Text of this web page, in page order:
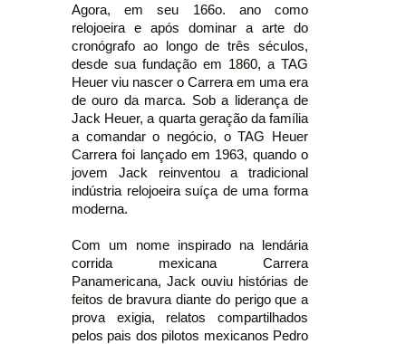
Agora, em seu 166o. ano como
relojoeira e após dominar a arte do
cronógrafo ao longo de três séculos,
desde sua fundação em 1860, a TAG
Heuer viu nascer o Carrera em uma era
de ouro da marca. Sob a liderança de
Jack Heuer, a quarta geração da família
a comandar o negócio, o TAG Heuer
Carrera foi lançado em 1963, quando o
jovem Jack reinventou a tradicional
indústria relojoeira suíça de uma forma
moderna.
Com um nome inspirado na lendária
corrida mexicana Carrera
Panamericana, Jack ouviu histórias de
feitos de bravura diante do perigo que a
prova exigia, relatos compartilhados
pelos pais dos pilotos mexicanos Pedro